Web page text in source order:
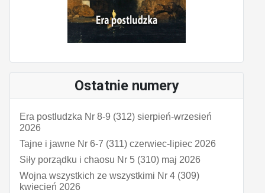
Ostatnie numery
Era postludzka Nr 8-9 (312) sierpień-wrzesień
2026
Tajne i jawne Nr 6-7 (311) czerwiec-lipiec 2026
Siły porządku i chaosu Nr 5 (310) maj 2026
Wojna wszystkich ze wszystkimi Nr 4 (309)
kwiecień 2026